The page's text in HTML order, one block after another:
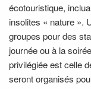
écotouristique,
insolites « nature ».
groupes pour des
journée ou à la
privilégiée est celle
seront organisés